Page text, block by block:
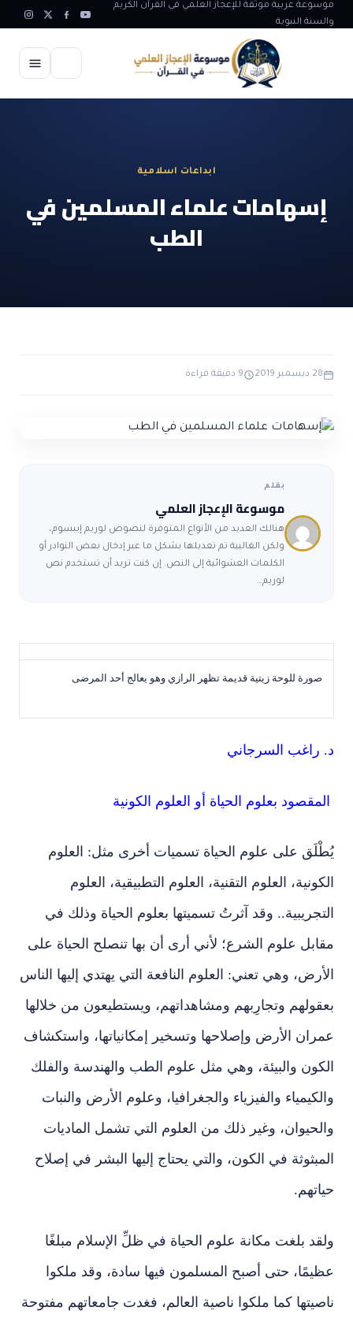
موسوعة عربية موثقة للإعجاز العلمي في القرآن الكريم
والسنة النبوية
الاعجاز الغيبي في القرآن
الاعجاز في علوم الفلك والفضاء
الاعجاز البياني و اللغوي في القرآن
الاعجاز التشريعي في القرآن
آيات الله في جسم الانسان
حول القراّن
تواصل معنا
ابداعات اسلامية
إسهامات علماء المسلمين في
الطب
28 ديسمبر 2019 9 دقيقة قراءة
بقلم
موسوعة الإعجاز العلمي
هنالك العديد من الأنواع المتوفرة لنصوص لوريم إيبسوم،
ولكن الغالبية تم تعديلها بشكل ما عبر إدخال بعض النوادر أو
الكلمات العشوائية إلى النص. إن كنت تريد أن تستخدم نص
لوريم…
صورة للوحة زيتية قديمة تظهر الرازي وهو يعالج أحد المرضى
د. راغب السرجاني
المقصود بعلوم الحياة أو العلوم الكونية
يُطْلَق على علوم الحياة تسميات أخرى مثل: العلوم
الكونية، العلوم التقنية، العلوم التطبيقية، العلوم
التجريبية.. وقد آثرتُ تسميتها بعلوم الحياة وذلك في
مقابل علوم الشرع؛ لأني أرى أن بها تنصلح الحياة على
الأرض، وهي تعني: العلوم النافعة التي يهتدي إليها الناس
بعقولهم وتجارِبهم ومشاهداتهم، ويستطيعون من خلالها
عمران الأرض وإصلاحها وتسخير إمكانياتها، واستكشاف
الكون والبيئة، وهي مثل علوم الطب والهندسة والفلك
والكيمياء والفيزياء والجغرافيا، وعلوم الأرض والنبات
والحيوان، وغير ذلك من العلوم التي تشمل الماديات
المبثوثة في الكون، والتي يحتاج إليها البشر في إصلاح
حياتهم.
ولقد بلغت مكانة علوم الحياة في ظلِّ الإسلام مبلغًا
عظيمًا، حتى أصبح المسلمون فيها سادة، وقد ملكوا
ناصيتها كما ملكوا ناصية العالم، فغدت جامعاتهم مفتوحة